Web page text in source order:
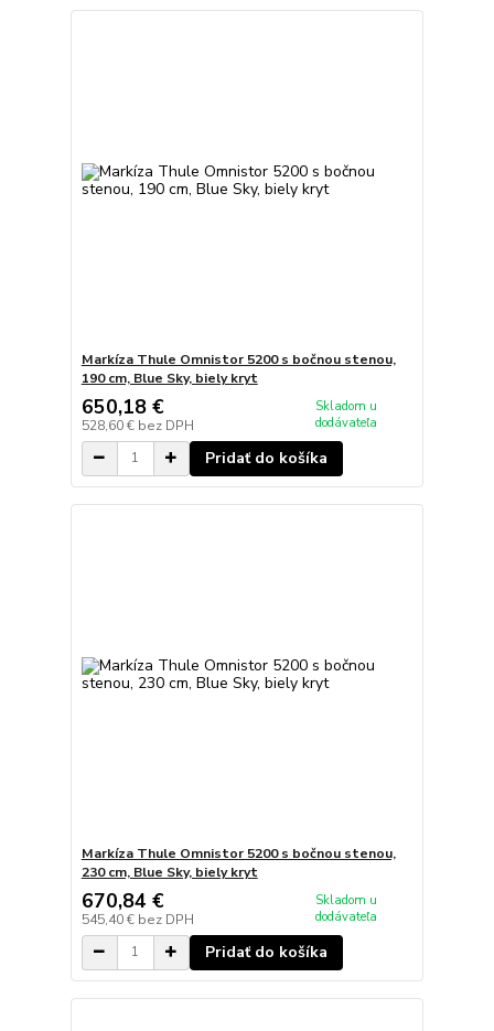
Markíza Thule Omnistor 5200 s bočnou stenou,
190 cm, Blue Sky, biely kryt
650,18 €
528,60 € bez DPH
Skladom u
dodávateľa
Pridať do košíka
Markíza Thule Omnistor 5200 s bočnou stenou,
230 cm, Blue Sky, biely kryt
670,84 €
545,40 € bez DPH
Skladom u
dodávateľa
Pridať do košíka